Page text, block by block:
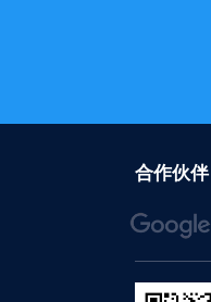
合作伙伴